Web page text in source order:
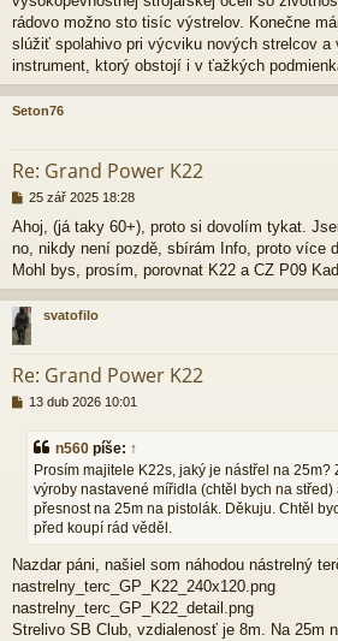
rádovo možno sto tisíc výstrelov. Konečne
slúžiť spolahivo pri výcviku nových strelcov a
instrument, ktorý obstojí i v ťažkých
Seton76
Re: Grand Power K22
P
í
s
p
ě
v
e
k
25 zář 2025 18:28
Ahoj, (já taky 60+), proto si dovolím tykat.
no, nikdy není pozdě, sbírám Info, proto více
Mohl bys, prosím, porovnat K22 a CZ P09
svatofilo
Re: Grand Power K22
P
k
13 dub 2026 10:01
n560 píše: ↑
Prosím majitele K22s, jaký je nástřel na 25m?
výroby nastavené mířidla (chtěl bych na
přesnost na 25m na pistolák. Děkuju. Chtěl
před koupí rád věděl.
Nazdar páni, našiel som náhodou nástrelný
nastrelny_terc_GP_K22_240x120.png
nastrelny_terc_GP_K22_detail.png
Strelivo SB Club, vzdialenosť je 8m. Na 25m